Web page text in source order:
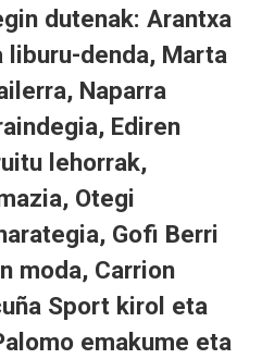
dutenak: Arantxa
denda, Marta
Naparra
Ediren
lehorrak,
Otegi
Gofi Berri
moda, Carrion
Sport kirol eta
emakume eta